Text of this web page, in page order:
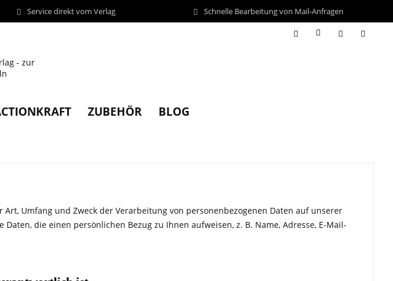
Service direkt vom Verlag Schnelle Bearbeitung von Mail-Anfragen
ZUBEHÖR BLOG
Umfang und Zweck der Verarbeitung von personenbezogenen Daten auf unserer
die einen persönlichen Bezug zu Ihnen aufweisen, z. B. Name, Adresse, E-Mail-